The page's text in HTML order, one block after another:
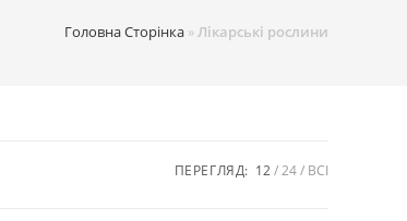
Головна Сторінка » Лікарські рослини
ПЕРЕГЛЯД: 12 24 ВСІ